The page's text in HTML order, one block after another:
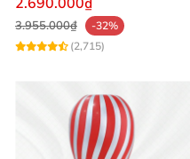
3.955.000₫
-32%
(2,715)